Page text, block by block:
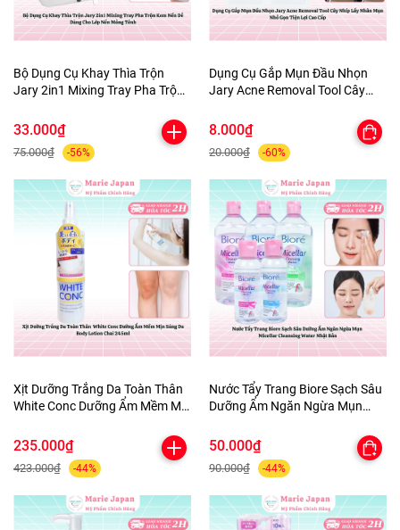
Bộ Dụng Cụ Khay Thìa Trộn
Jary 2in1 Mixing Tray Pha Trộn
Mỏng Tênh
33.000₫
75.000₫ -56%
Dụng Cụ Gắp Mụn Đầu Nhọn
Jary Acne Removal Tool Cây
Tiện Lợi Cao Cấp
8.000₫
20.000₫ -60%
Xịt Dưỡng Trắng Da Toàn Thân
White Conc Dưỡng Ẩm Mềm Mịn
245ml
235.000₫
423.000₫ -44%
Nước Tẩy Trang Biore Sạch Sâu
Dưỡng Ẩm Ngăn Ngừa Mụn
Bản
50.000₫
90.000₫ -44%